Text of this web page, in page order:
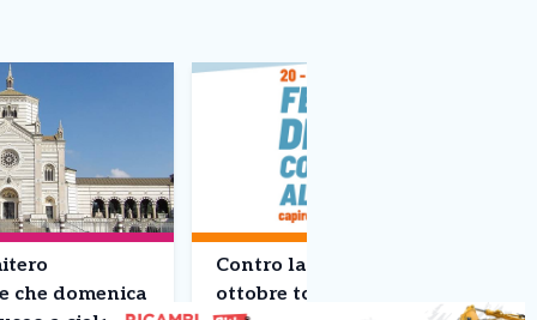
che domenica
Contro la mafia, dal 20 al 23
ottobre torna il Festival dei